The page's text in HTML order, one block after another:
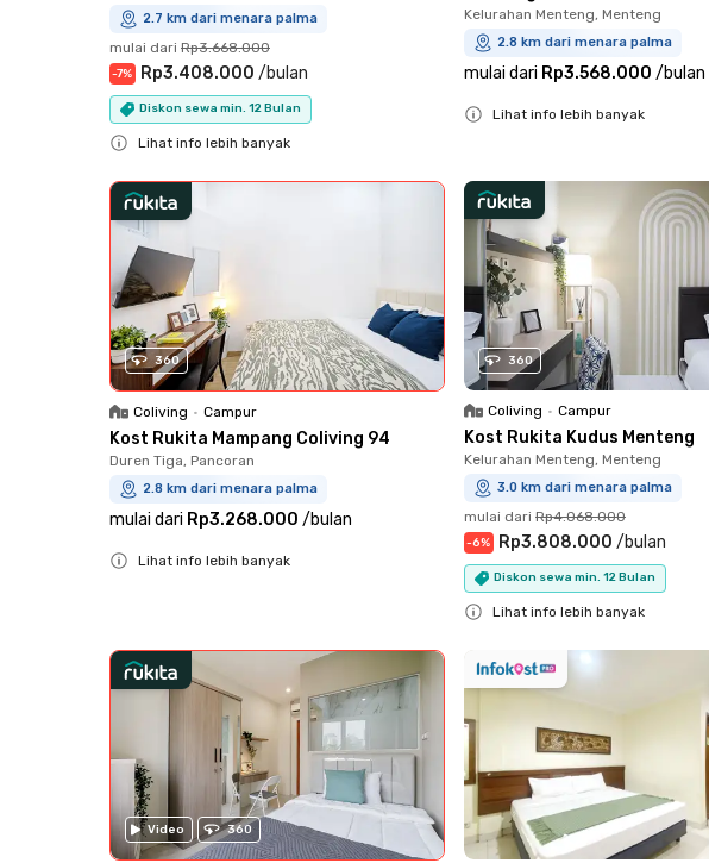
2.7 km dari menara palma
mulai dari Rp3.668.000
-7% Rp3.408.000 /bulan
Diskon sewa min. 12 Bulan
Lihat info lebih banyak
Kelurahan Menteng, Menteng
2.8 km dari menara palma
mulai dari Rp3.568.000 /bulan
Lihat info lebih banyak
360
Coliving • Campur
Kost Rukita Mampang Coliving 94
Duren Tiga, Pancoran
2.8 km dari menara palma
mulai dari Rp3.268.000 /bulan
Lihat info lebih banyak
360
Coliving • Campur
Kost Rukita Kudus Menteng
Kelurahan Menteng, Menteng
3.0 km dari menara palma
mulai dari Rp4.068.000
-6% Rp3.808.000 /bulan
Diskon sewa min. 12 Bulan
Lihat info lebih banyak
Video 360